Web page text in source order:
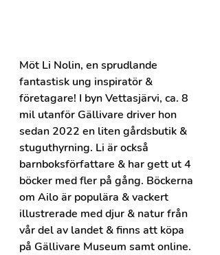
Möt Li Nolin, en sprudlande
fantastisk ung inspiratör &
företagare! I byn Vettasjärvi, ca. 8
mil utanför Gällivare driver hon
sedan 2022 en liten gårdsbutik &
stuguthyrning. Li är också
barnboksförfattare & har gett ut 4
böcker med fler på gång. Böckerna
om Ailo är populära & vackert
illustrerade med djur & natur från
vår del av landet & finns att köpa
på Gällivare Museum samt online.